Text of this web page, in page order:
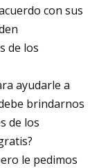
con sus
de los
ayudarle a
brindarnos
de los
le pedimos